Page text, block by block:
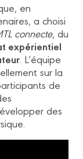
en
a choisi
connecte, du
expérientiel
. L’équipe
sur la
de
des